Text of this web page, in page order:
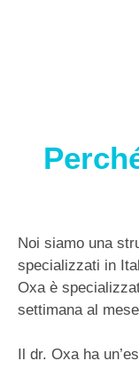
Noi siamo una
specializzati in
Oxa è
settimana al
Il dr. Oxa ha